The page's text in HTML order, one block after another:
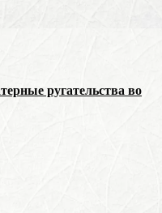
ругательства во